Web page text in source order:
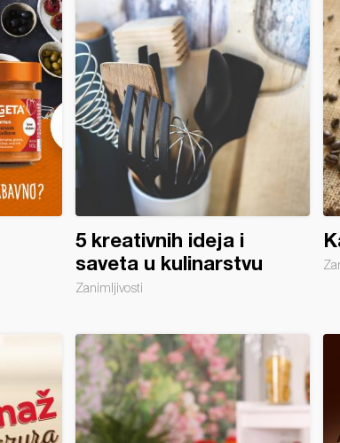
5 kreativnih ideja i
saveta u kulinarstvu
Zanimljivosti